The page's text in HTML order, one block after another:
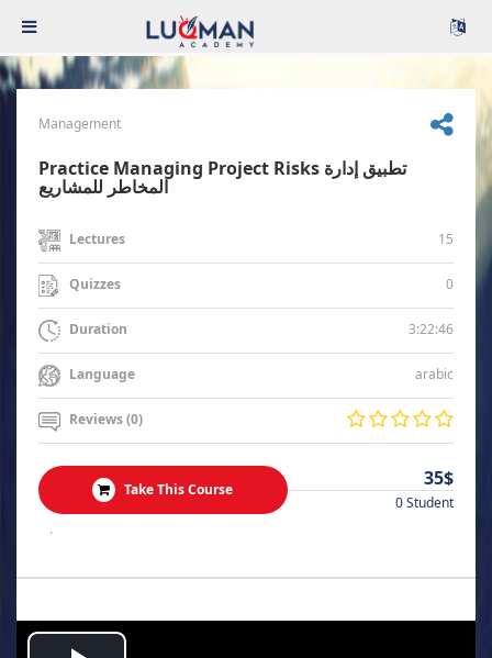
Management
Practice Managing Project Risks تطبيق إدارة
المخاطر للمشاريع
Lectures 15
Quizzes 0
Duration 3:22:46
Language arabic
Reviews (0)
Take This Course 35$
0 Student
.